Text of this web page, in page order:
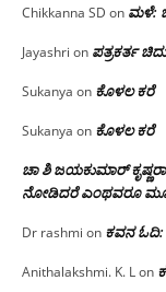
Chikkanna SD on ಮಳೆ:
Jayashri on ಪತ್ರಕರ್ತ
Sukanya on ಕೊಳಲ ಕರೆ
Sukanya on ಕೊಳಲ ಕರೆ
ಚಾ ಶಿ ಜಯಕುಮಾರ್
ನೋಡಿದರೆ ಎಂಥವರೂ
Dr rashmi on ಕವನ ಓದಿ:
Anithalakshmi. K. Lon